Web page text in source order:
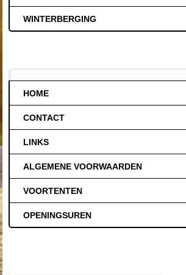
WINTERBERGING
HOME
CONTACT
LINKS
ALGEMENE VOORWAARDEN
VOORTENTEN
OPENINGSUREN